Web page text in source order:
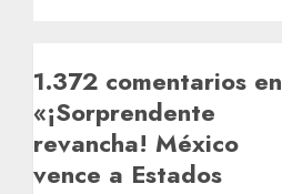
1.372 comentarios en
«¡Sorprendente
revancha! México
vence a Estados